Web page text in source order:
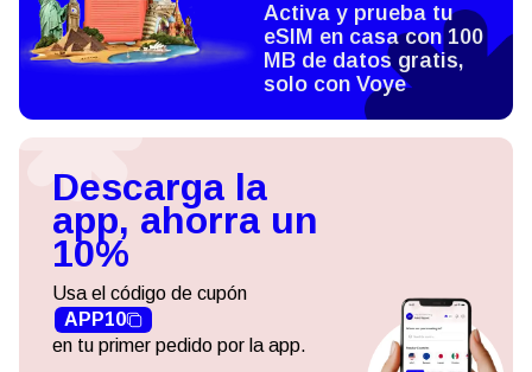
Activa y prueba tu
eSIM en casa con 100
MB de datos gratis,
solo con Voye
Descarga la
app, ahorra un
10%
Usa el código de cupón
APP10
en tu primer pedido por la app.